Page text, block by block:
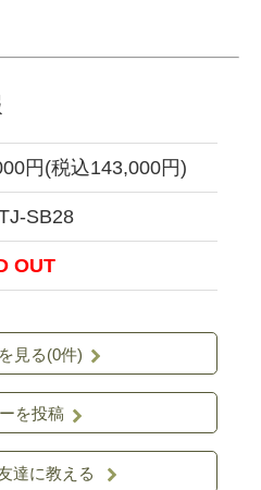
円(税込143,000円)
SB28
OUT
見る(0件)
を投稿
達に教える